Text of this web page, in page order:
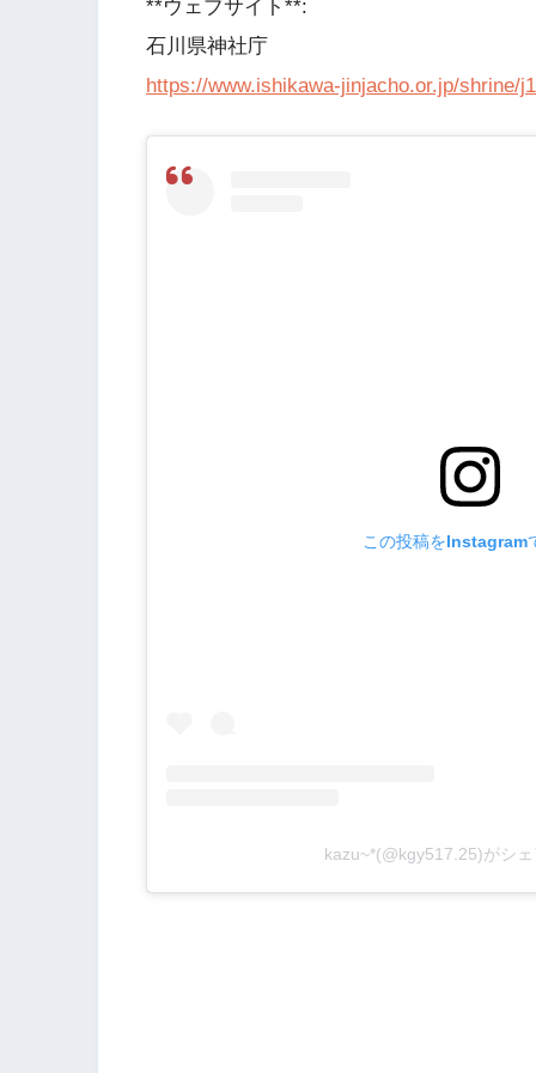
**ウェブサイト**:
石川県神社庁
https://www.ishikawa-jinjacho.or.jp/shrine/
この投稿をInstagram
kazu~*(@kgy517.25)がシ